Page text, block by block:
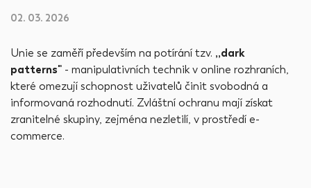
02. 03. 2026
Unie se zaměří především na potírání tzv. ,,dark
patterns" - manipulativních technik v online rozhraních,
které omezují schopnost uživatelů činit svobodná a
informovaná rozhodnutí. Zvláštní ochranu mají získat
zranitelné skupiny, zejména nezletilí, v prostředí e-
commerce.